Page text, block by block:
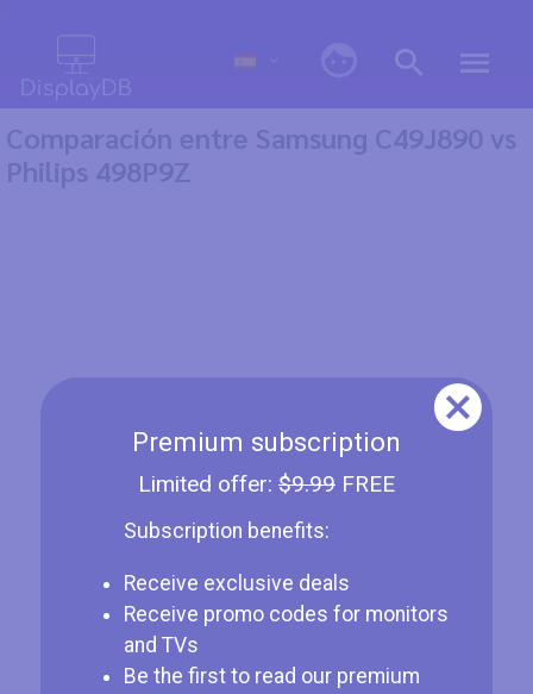
Premium subscription
Limited offer: $9.99FREE
Subscription benefits:
Receive exclusive deals
Receive promo codes for monitors
and TVs
Be the first to read our premium
Comparación entre Samsung C49J890 vs
Philips 498P9Z